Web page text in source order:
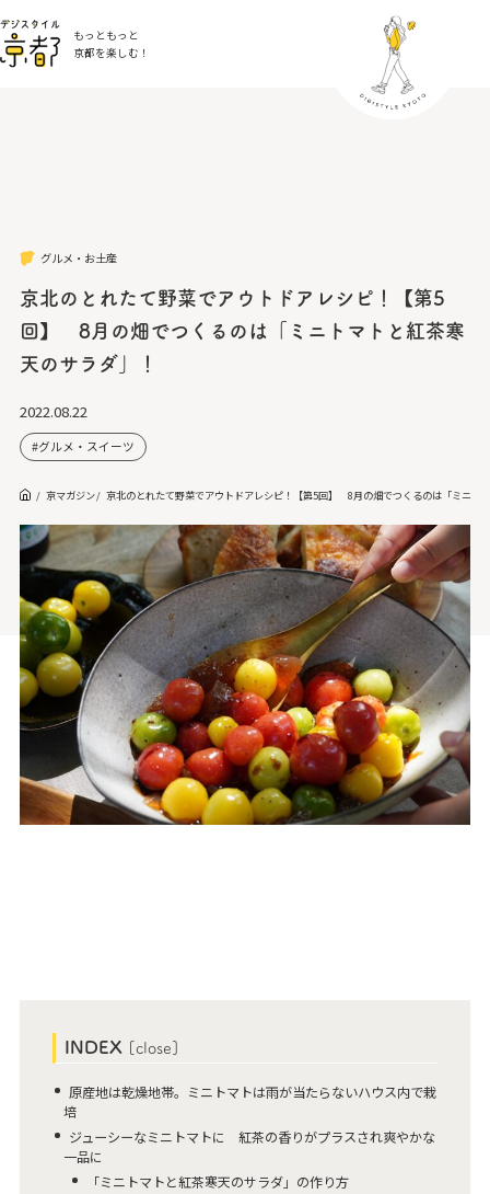
もっともっと
京都を楽しむ！
グルメ・お土産
京北のとれたて野菜でアウトドアレシピ！【第5
回】 8月の畑でつくるのは「ミニトマトと紅茶寒
天のサラダ」！
2022.08.22
グルメ・スイーツ
京マガジン 京北のとれたて野菜でアウトドアレシピ！【第5回】 8月の畑でつくるのは「ミニト
INDEX [ close ]
原産地は乾燥地帯。ミニトマトは雨が当たらないハウス内で栽
培
ジューシーなミニトマトに 紅茶の香りがプラスされ爽やかな
一品に
「ミニトマトと紅茶寒天のサラダ」の作り方